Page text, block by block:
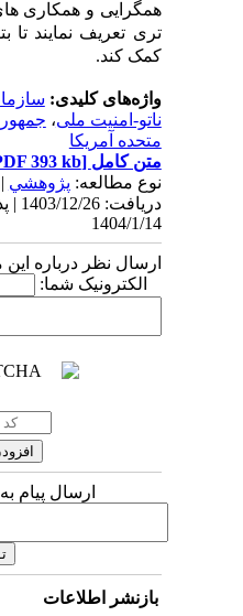
همگرایی و همکاری های
تری تعریف نمایند تا
کمک کند.
واژه‌های کلیدی:
ناتو-امنیت ملی،جمهوری
متحده آمریکا
متن کامل[PDF 393 kb]
نوع مطالعه:پژوهشي|
1404/1/14
ارسال نظر درباره این
الکترونیک شما:
ارسال پیام
بازنشر اطلاعات